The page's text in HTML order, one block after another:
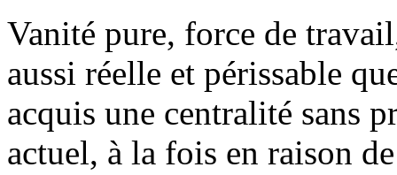
Vanité pure, force de
aussi réelle et périssable
acquis une centralité sans
actuel, à la fois en raison